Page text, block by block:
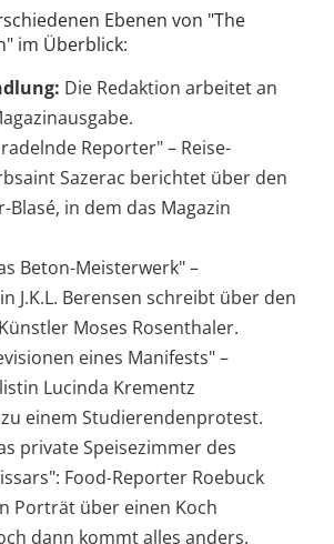
Ebenen von "The
im Überblick:
Die Redaktion arbeitet an
Reporter" – Reise-
Sazerac berichtet über den
Blasé, in dem das Magazin
Beton-Meisterwerk" –
J.K.L. Berensen schreibt über den
Moses Rosenthaler.
eines Manifests" –
Lucinda Krementz
einem Studierendenprotest.
private Speisezimmer des
Food‑Reporter Roebuck
Porträt über einen Koch
dann kommt alles anders.